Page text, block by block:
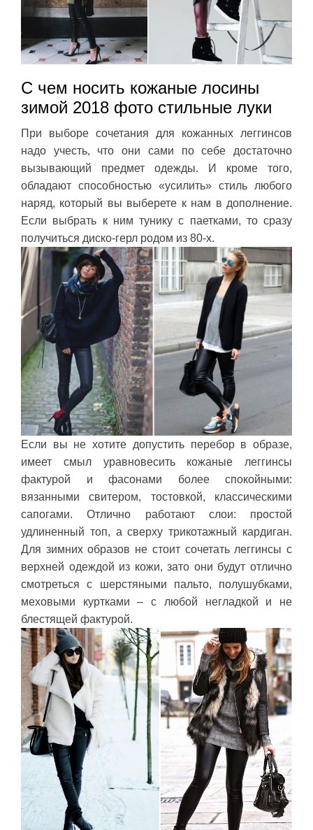
С чем носить кожаные лосины
зимой 2018 фото стильные луки
При выборе сочетания для кожанных леггинсов
надо учесть, что они сами по себе достаточно
вызывающий предмет одежды. И кроме того,
обладают способностью «усилить» стиль любого
наряд, который вы выберете к нам в дополнение.
Если выбрать к ним тунику с паетками, то сразу
получиться диско-герл родом из 80-х.
Если вы не хотите допустить перебор в образе,
имеет смыл уравновесить кожаные леггинсы
фактурой и фасонами более спокойными:
вязанными свитером, тостовкой, классическими
сапогами. Отлично работают слои: простой
удлиненный топ, а сверху трикотажный кардиган.
Для зимних образов не стоит сочетать леггинсы с
верхней одеждой из кожи, зато они будут отлично
смотреться с шерстяными пальто, полушубками,
меховыми куртками – с любой негладкой и не
блестящей фактурой.